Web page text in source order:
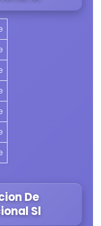
De
Sl